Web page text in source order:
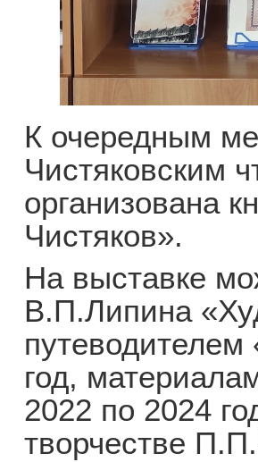
К очередным
Чистяковским
организована
Чистяков».
На выставке
В.П.Липина
год,
2022 по 2024
творчестве